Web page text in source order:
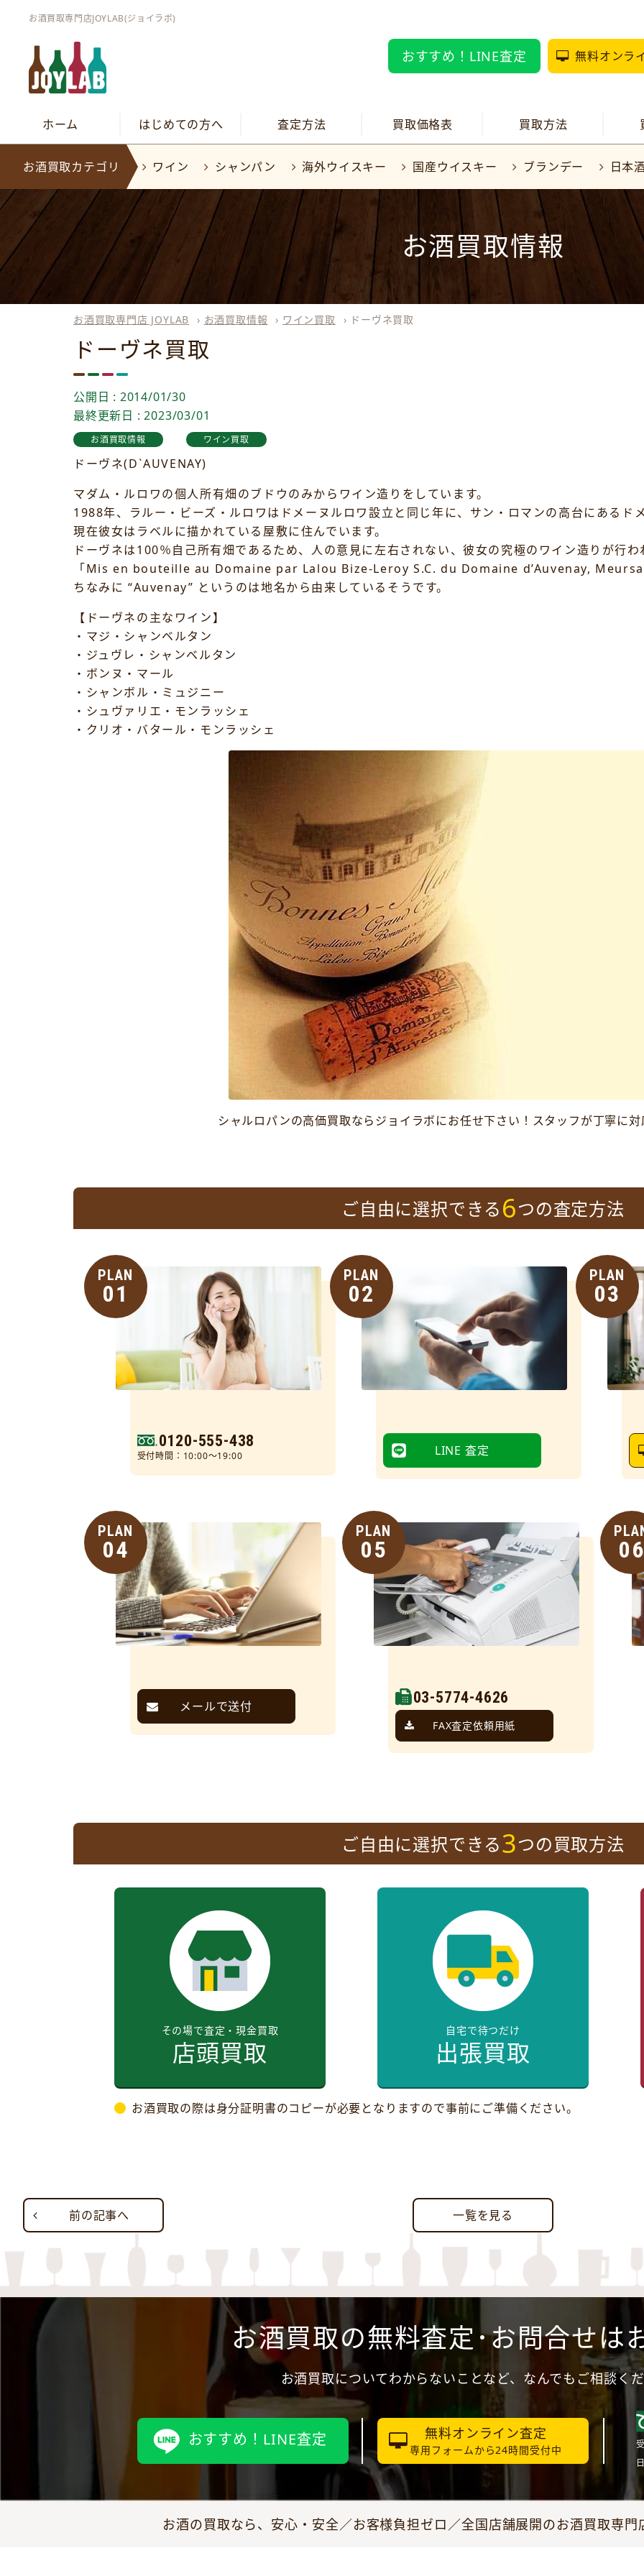
お酒買取専門店JOYLAB(ジョイラボ)
おすすめ！LINE査定 無料オンラ
ホーム はじめての方へ 査定方法 買取価格表 買取方法
お酒買取カテゴリ ワイン シャンパン 海外ウイスキー 国産ウイスキー ブランデー 日本
お酒買取情報
お酒買取専門店 JOYLAB › お酒買取情報 › ワイン買取 › ドーヴネ買取
ドーヴネ買取
公開日 : 2014/01/30
最終更新日 : 2023/03/01
お酒買取情報 ワイン買取
ドーヴネ(D`AUVENAY)
マダム・ルロワの個人所有畑のブドウのみからワイン造りをしています。
1988年、ラルー・ビーズ・ルロワはドメーヌルロワ設立と同じ年に、サン・ロマンの高台にあるド
現在彼女はラベルに描かれている屋敷に住んでいます。
ドーヴネは100％自己所有畑であるため、人の意見に左右されない、彼女の究極のワイン造りが行わ
「Mis en bouteille au Domaine par Lalou Bize-Leroy S.C. du Domaine d’Auvenay,
ちなみに “Auvenay” というのは地名から由来しているそうです。
【ドーヴネの主なワイン】
・マジ・シャンベルタン
・ジュヴレ・シャンベルタン
・ボンヌ・マール
・シャンボル・ミュジニー
・シュヴァリエ・モンラッシェ
・クリオ・バタール・モンラッシェ
シャルロパンの高価買取ならジョイラボにお任せ下さい！スタッフが丁寧に
ご自由に選択できる6つの査定方法
PLAN
01
0120-555-438
受付時間：10:00～19:00
PLAN
02
LINE 査定
PLAN
03
PLAN
04
メールで送付
PLAN
05
03-5774-4626
FAX査定依頼用紙
06
ご自由に選択できる3つの買取方法
その場で査定・現金買取
店頭買取
自宅で待つだけ
出張買取
お酒買取の際は身分証明書のコピーが必要となりますので事前にご準備ください。
前の記事へ 一覧を見る
お酒買取の無料査定･お問合せは
お酒買取についてわからないことなど、なんでもご相談く
おすすめ！LINE査定 無料オンライン査定
専用フォームから24時間受付中
お酒の買取なら、安心・安全／お客様負担ゼロ／全国店舗展開のお酒買取専門